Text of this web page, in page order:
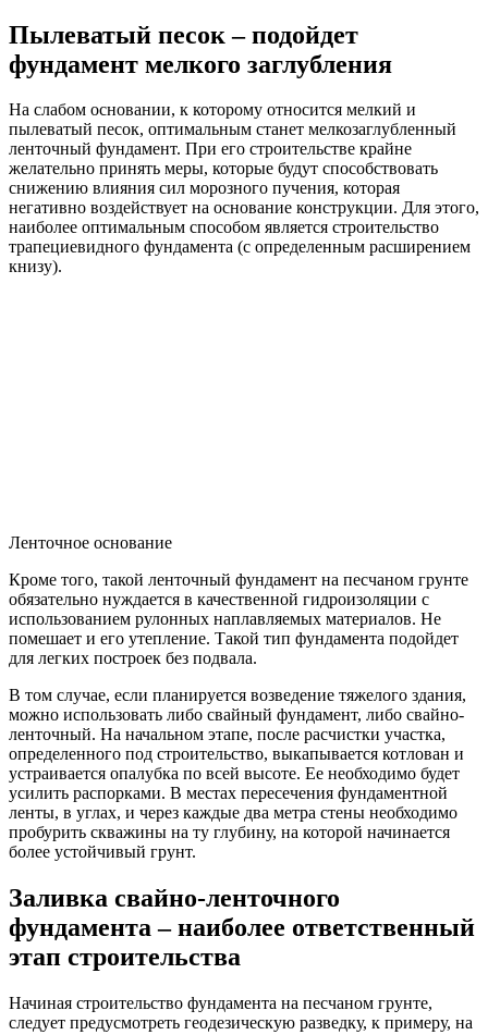
Пылеватый песок – подойдет
фундамент мелкого заглубления
На слабом основании, к которому относится мелкий и
пылеватый песок, оптимальным станет мелкозаглубленный
ленточный фундамент. При его строительстве крайне
желательно принять меры, которые будут способствовать
снижению влияния сил морозного пучения, которая
негативно воздействует на основание конструкции. Для этого,
наиболее оптимальным способом является строительство
трапециевидного фундамента (с определенным расширением
книзу).
Ленточное основание
Кроме того, такой ленточный фундамент на песчаном грунте
обязательно нуждается в качественной гидроизоляции с
использованием рулонных наплавляемых материалов. Не
помешает и его утепление. Такой тип фундамента подойдет
для легких построек без подвала.
В том случае, если планируется возведение тяжелого здания,
можно использовать либо свайный фундамент, либо свайно-
ленточный. На начальном этапе, после расчистки участка,
определенного под строительство, выкапывается котлован и
устраивается опалубка по всей высоте. Ее необходимо будет
усилить распорками. В местах пересечения фундаментной
ленты, в углах, и через каждые два метра стены необходимо
пробурить скважины на ту глубину, на которой начинается
более устойчивый грунт.
Заливка свайно-ленточного
фундамента – наиболее ответственный
этап строительства
Начиная строительство фундамента на песчаном грунте,
следует предусмотреть геодезическую разведку, к примеру, на